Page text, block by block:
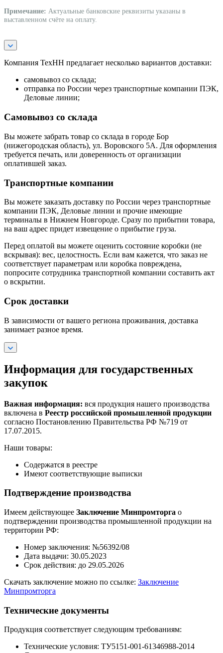
Примечание: Актуальные банковские реквизиты указаны в
выставленном счёте на оплату.
Компания ТехНН предлагает несколько вариантов доставки:
самовывоз со склада;
отправка по России через транспортные компании ПЭК,
Деловые линии;
Самовывоз со склада
Вы можете забрать товар со склада в городе Бор
(нижегородская область), ул. Воровского 5А. Для оформления
требуется печать, или доверенность от организации
оплатившей заказ.
Транспортные компании
Вы можете заказать доставку по России через транспортные
компании ПЭК, Деловые линии и прочие имеющие
терминалы в Нижнем Новгороде. Сразу по прибытии товара,
на ваш адрес придет извещение о прибытие груза.
Перед оплатой вы можете оценить состояние коробки (не
вскрывая): вес, целостность. Если вам кажется, что заказ не
соответствует параметрам или коробка повреждена,
попросите сотрудника транспортной компании составить акт
о вскрытии.
Срок доставки
В зависимости от вашего региона проживания, доставка
занимает разное время.
Информация для государственных
закупок
Важная информация: вся продукция нашего производства
включена в Реестр российской промышленной продукции
согласно Постановлению Правительства РФ №719 от
17.07.2015.
Наши товары:
Содержатся в реестре
Имеют соответствующие выписки
Подтверждение производства
Имеем действующее Заключение Минпромторга о
подтверждении производства промышленной продукции на
территории РФ:
Номер заключения: №56392/08
Дата выдачи: 30.05.2023
Срок действия: до 29.05.2026
Скачать заключение можно по ссылке: Заключение
Минпромторга
Технические документы
Продукция соответствует следующим требованиям:
Технические условия: ТУ5151-001-61346988-2014